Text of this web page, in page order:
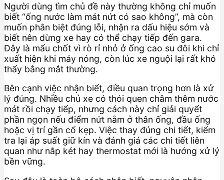
Người dùng tìm chủ đề này thường không chỉ muốn
biết “ống nước làm mát nứt có sao không”, mà còn
muốn phân biệt đúng lỗi, nhận ra dấu hiệu sớm và
biết nên dừng xe hay có thể chạy tiếp đến gara.
Đây là mấu chốt vì rò rỉ nhỏ ở ống cao su đôi khi chỉ
xuất hiện khi máy nóng, còn lúc xe nguội lại rất khó
thấy bằng mắt thường.
Bên cạnh việc nhận biết, điều quan trọng hơn là xử
lý đúng. Nhiều chủ xe có thói quen châm thêm nước
mát rồi chạy tiếp, nhưng cách này chỉ giải quyết
phần ngọn nếu điểm nứt nằm ở thân ống, đầu ống
hoặc vị trí gần cổ kẹp. Việc thay đúng chi tiết, kiểm
tra lại áp suất giữ kín và đánh giá các chi tiết liên
quan như nắp két hay thermostat mới là hướng xử lý
bền vững.